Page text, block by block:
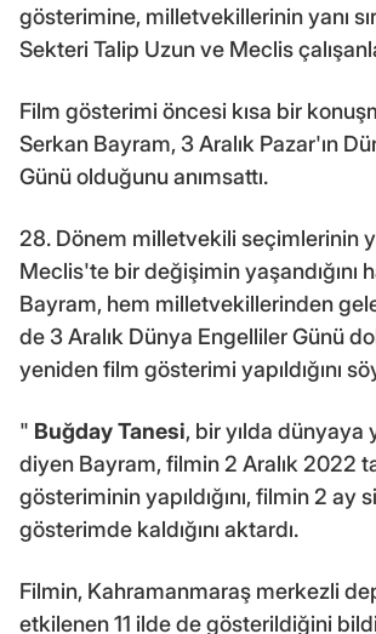
gösterimine, milletvekillerinin yanı
Sekteri Talip Uzun ve Meclis
Film gösterimi öncesi kısa bir
Serkan Bayram, 3 Aralık Pazar'ın
Günü olduğunu anımsattı.
28. Dönem milletvekili seçimlerinin
Meclis'te bir değişimin yaşandığını
Bayram, hem milletvekillerinden
de 3 Aralık Dünya Engelliler Günü
yeniden film gösterimi yapıldığını
" Buğday Tanesi, bir yılda dünyaya
diyen Bayram, filmin 2 Aralık 2022
gösteriminin yapıldığını, filmin 2 ay
gösterimde kaldığını aktardı.
Filmin, Kahramanmaraş merkezli
etkilenen 11 ilde de gösterildiğini